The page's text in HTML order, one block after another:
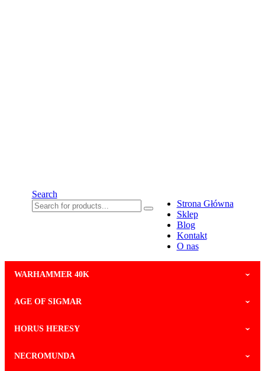
Search
Strona Główna
Sklep
Blog
Kontakt
O nas
WARHAMMER 40K
AGE OF SIGMAR
HORUS HERESY
NECROMUNDA